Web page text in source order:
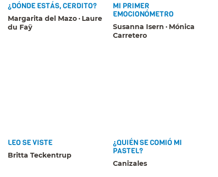
¿DÓNDE ESTÁS, CERDITO?
Margarita del Mazo
Laure
du Faÿ
MI PRIMER
EMOCIONÓMETRO
Susanna Isern
Mónica
Carretero
LEO SE VISTE
Britta Teckentrup
¿QUIÉN SE COMIÓ MI
PASTEL?
Canizales